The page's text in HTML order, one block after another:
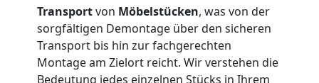
Transportvon Möbelstücken, was von der
sorgfältigen Demontage über den sicheren
Transport bis hin zur fachgerechten
Montage am Zielort reicht. Wir verstehen die
Bedeutung jedes einzelnen Stücks in Ihrem
Neustadt
Klaviertransport